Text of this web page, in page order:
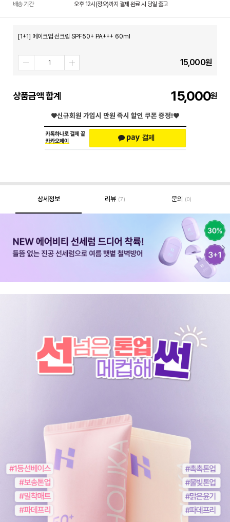
배송 기간
오후 12시(정오)까지 결제 완료 시 당일 출고
[1+1] 메이크업 선크림 SPF50+ PA+++ 60ml
15,000원
상품금액 합계 15,000
♥신규회원 가입시 만원 즉시 할인 쿠폰 증정!♥
상세정보 리뷰 (7) 문의 (0)